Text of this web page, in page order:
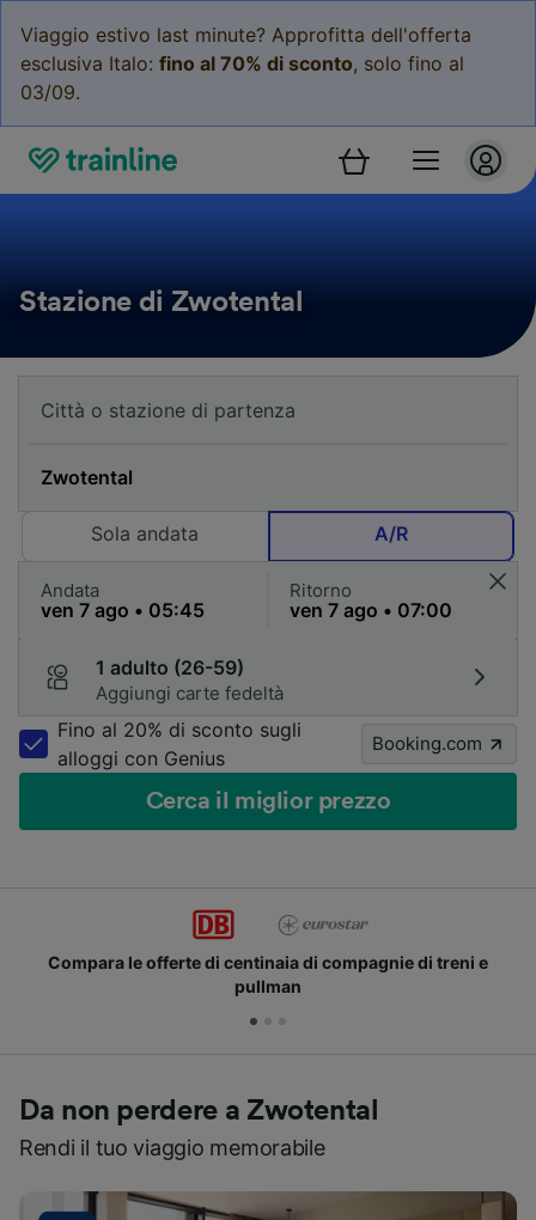
Viaggio estivo last minute? Approfitta dell'offerta
esclusiva Italo: fino al 70% di sconto, solo fino al
03/09.
Stazione di Zwotental
Sola andata A/R
Andata Ritorno
1 adulto (26-59)
Aggiungi carte fedeltà
Fino al 20% di sconto sugli
alloggi con Genius
Booking.com
Cerca il miglior prezzo
Compara le offerte di centinaia di compagnie di treni e
pullman
Da non perdere a Zwotental
Rendi il tuo viaggio memorabile